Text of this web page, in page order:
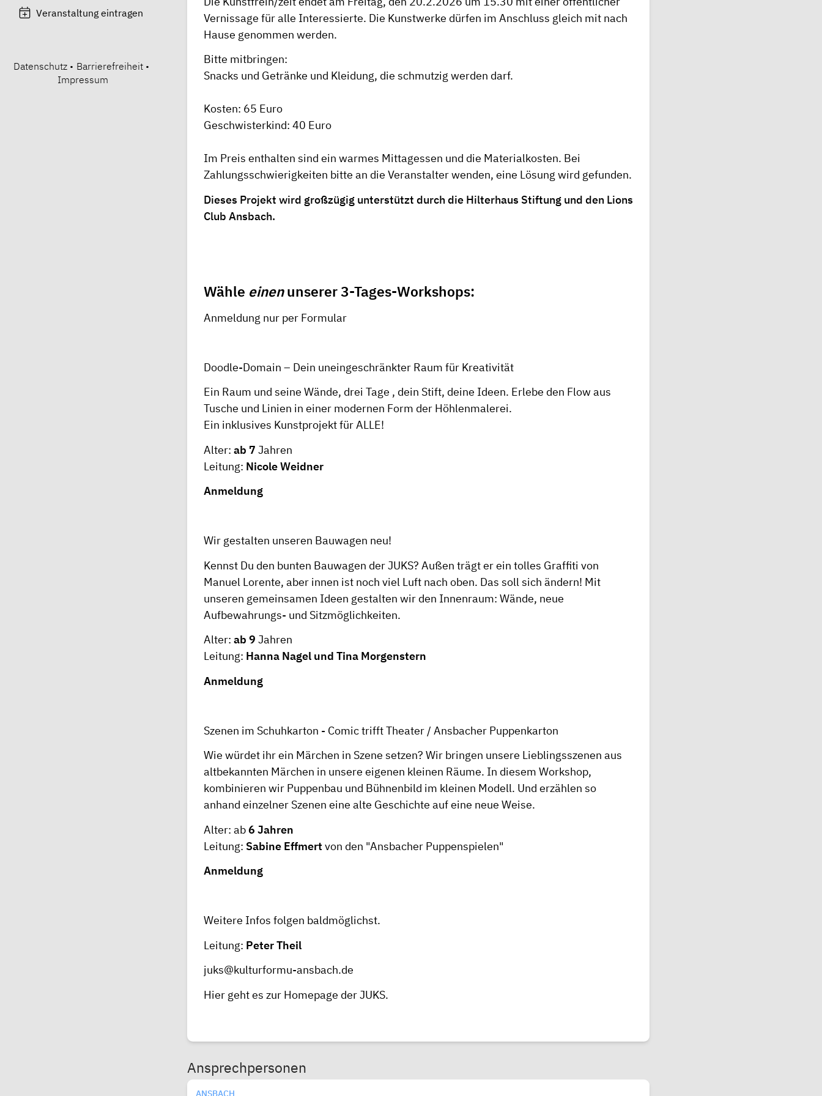
Veranstaltung eintragen
Datenschutz • Barrierefreiheit •
Impressum
Vernissage für alle Interessierte. Die Kunstwerke dürfen im Anschluss gleich mit nach
Hause genommen werden.
Bitte mitbringen:
Snacks und Getränke und Kleidung, die schmutzig werden darf.
Kosten: 65 Euro
Geschwisterkind: 40 Euro
Im Preis enthalten sind ein warmes Mittagessen und die Materialkosten. Bei
Zahlungsschwierigkeiten bitte an die Veranstalter wenden, eine Lösung wird gefunden.
Dieses Projekt wird großzügig unterstützt durch die Hilterhaus Stiftung und den Lions
Club Ansbach.
Wähle einenunserer 3-Tages-Workshops:
Anmeldung nur per Formular
Doodle-Domain – Dein uneingeschränkter Raum für Kreativität
Ein Raum und seine Wände, drei Tage , dein Stift, deine Ideen. Erlebe den Flow aus
Tusche und Linien in einer modernen Form der Höhlenmalerei.
Ein inklusives Kunstprojekt für ALLE!
Alter: ab 7 Jahren
Leitung: Nicole Weidner
Anmeldung
Wir gestalten unseren Bauwagen neu!
Kennst Du den bunten Bauwagen der JUKS? Außen trägt er ein tolles Graffiti von
Manuel Lorente, aber innen ist noch viel Luft nach oben. Das soll sich ändern! Mit
unseren gemeinsamen Ideen gestalten wir den Innenraum: Wände, neue
Aufbewahrungs- und Sitzmöglichkeiten.
Alter: ab 9 Jahren
Leitung: Hanna Nagel und Tina Morgenstern
Anmeldung
Szenen im Schuhkarton - Comic trifft Theater / Ansbacher Puppenkarton
Wie würdet ihr ein Märchen in Szene setzen? Wir bringen unsere Lieblingsszenen aus
altbekannten Märchen in unsere eigenen kleinen Räume. In diesem Workshop,
kombinieren wir Puppenbau und Bühnenbild im kleinen Modell. Und erzählen so
anhand einzelner Szenen eine alte Geschichte auf eine neue Weise.
Alter: ab 6 Jahren
Leitung: Sabine Effmert von den "Ansbacher Puppenspielen"
Anmeldung
Weitere Infos folgen baldmöglichst.
Leitung: Peter Theil
juks@kulturformu-ansbach.de
Hier geht es zur Homepage der JUKS.
Ansprechpersonen
ANSBACH